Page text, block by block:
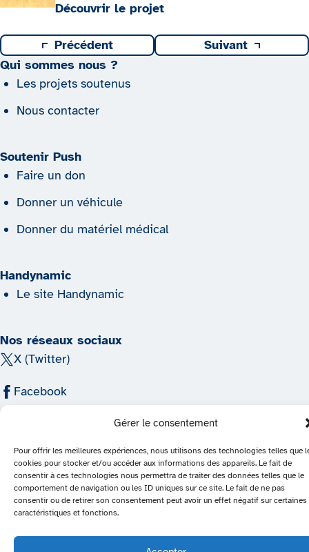
Gérer le consentement
Pour offrir les meilleures expériences, nous utilisons des technologies telles que
cookies pour stocker et/ou accéder aux informations des appareils. Le fait de
consentir à ces technologies nous permettra de traiter des données telles que le
comportement de navigation ou les ID uniques sur ce site. Le fait de ne pas
consentir ou de retirer son consentement peut avoir un effet négatif sur certaines
caractéristiques et fonctions.
propose plusieurs disciplines de compétition
Découvrir le projet
Précédent
Suivant
Qui sommes nous ?
Les projets soutenus
Nous contacter
Soutenir Push
Faire un don
Donner un véhicule
Donner du matériel médical
Handynamic
Le site Handynamic
Nos réseaux sociaux
X (Twitter)
Facebook
Instagram
LinkedIn
Plan du siteMentions légalesProtection des données
Interactive